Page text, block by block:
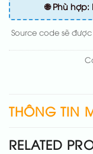
🌐 Phù
Source code sẽ
THÔNG TIN
RELATED